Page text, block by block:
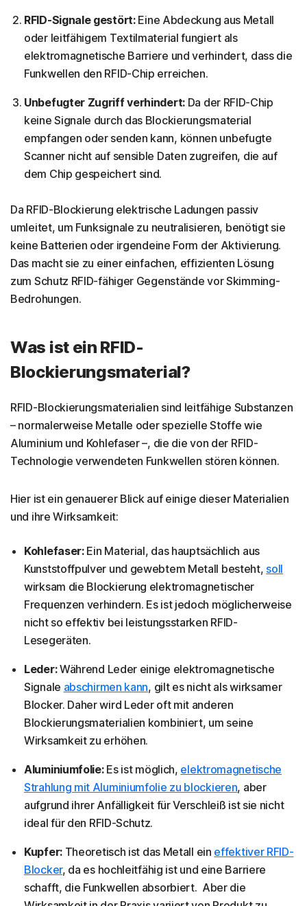
RFID-Signale gestört:Eine Abdeckung aus Metall
oder leitfähigem Textilmaterial fungiert als
elektromagnetische Barriere und verhindert, dass die
Funkwellen den RFID-Chip erreichen.
Unbefugter Zugriff verhindert: Da der RFID-Chip
keine Signale durch das Blockierungsmaterial
empfangen oder senden kann, können unbefugte
Scanner nicht auf sensible Daten zugreifen, die auf
dem Chip gespeichert sind.
Da RFID-Blockierung elektrische Ladungen passiv
umleitet, um Funksignale zu neutralisieren, benötigt sie
keine Batterien oder irgendeine Form der Aktivierung.
Das macht sie zu einer einfachen, effizienten Lösung
zum Schutz RFID-fähiger Gegenstände vor Skimming-
Bedrohungen.
Was ist ein RFID-
Blockierungsmaterial?
RFID-Blockierungsmaterialien sind leitfähige Substanzen
– normalerweise Metalle oder spezielle Stoffe wie
Aluminium und Kohlefaser –, die die von der RFID-
Technologie verwendeten Funkwellen stören können.
Hier ist ein genauerer Blick auf einige dieser Materialien
und ihre Wirksamkeit:
Kohlefaser: Ein Material, das hauptsächlich aus
Kunststoffpulver und gewebtem Metall besteht, soll
wirksam die Blockierung elektromagnetischer
Frequenzen verhindern. Es ist jedoch möglicherweise
nicht so effektiv bei leistungsstarken RFID-
Lesegeräten.
Leder:Während Leder einige elektromagnetische
Signale abschirmen kann, gilt es nicht als wirksamer
Blocker. Daher wird Leder oft mit anderen
Blockierungsmaterialien kombiniert, um seine
Wirksamkeit zu erhöhen.
Aluminiumfolie:Es ist möglich, elektromagnetische
Strahlung mit Aluminiumfolie zu blockieren, aber
aufgrund ihrer Anfälligkeit für Verschleiß ist sie nicht
ideal für den RFID-Schutz.
Kupfer:Theoretisch ist das Metall ein effektiver RFID-
Blocker, da es hochleitfähig ist und eine Barriere
schafft, die Funkwellen absorbiert. Aber die